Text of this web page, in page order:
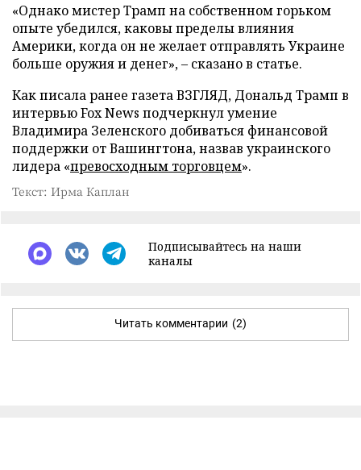
«Однако мистер Трамп на собственном горьком
опыте убедился, каковы пределы влияния
Америки, когда он не желает отправлять Украине
больше оружия и денег», – сказано в статье.
Как писала ранее газета ВЗГЛЯД, Дональд Трамп в
интервью Fox News подчеркнул умение
Владимира Зеленского добиваться финансовой
поддержки от Вашингтона, назвав украинского
лидера «превосходным торговцем».
Текст: Ирма Каплан
Подписывайтесь на наши
каналы
Читать комментарии (2)